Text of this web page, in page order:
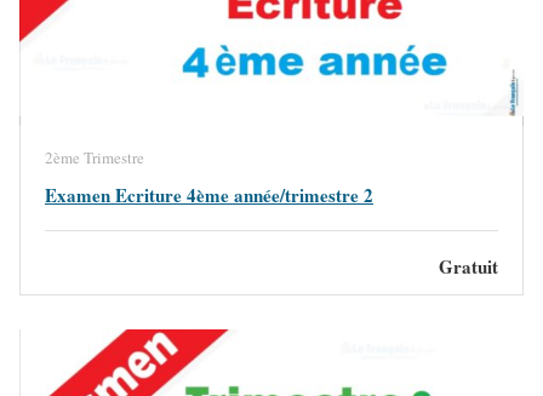
2ème Trimestre
Examen Ecriture 4ème année/trimestre 2
Gratuit